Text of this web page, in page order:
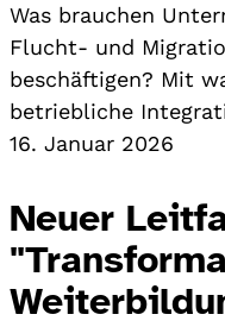
Was brauchen
Flucht- und
beschäftigen? Mit
betriebliche
16. Januar 2026
Neuer